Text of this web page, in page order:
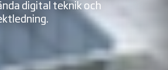
digital teknik och